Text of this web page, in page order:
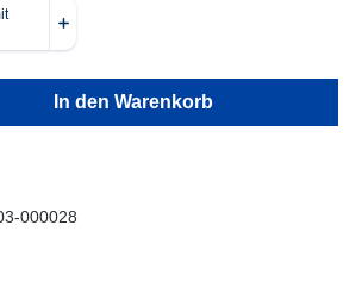
gewünschten Wert ein
In den Warenkorb
000028